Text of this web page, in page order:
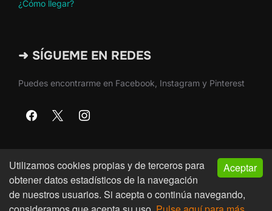
Aceptar
Utilizamos cookies propias y de terceros para
obtener datos estadísticos de la navegación
de nuestros usuarios. Si acepta o continúa navegando,
¿Cómo llegar?
➜ SÍGUEME EN REDES
Puedes encontrarme en Facebook, Instagram y Pinterest
Copyright © 2026 · Martín Nieto · Morón de la Frontera
(Sevilla)